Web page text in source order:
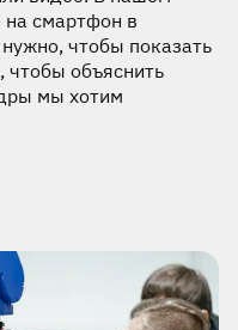
на смартфон в
чтобы показать
чтобы объяснить
мы хотим